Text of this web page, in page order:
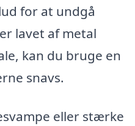
for at undgå
lavet af metal
kan du bruge en
snavs.
eller stærke